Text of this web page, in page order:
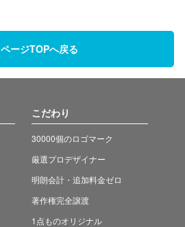
ページTOPへ戻る
こだわり
30000個のロゴマーク
厳選プロデザイナー
明朗会計・追加料金ゼロ
著作権完全譲渡
1点ものオリジナル